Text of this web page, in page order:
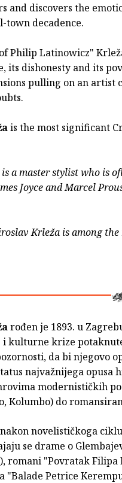
and discovers the
town decadence.
Philip Latinowicz"
its dishonesty and its
pulling on an artist
is the most significant
a master stylist who is
Joyce and Marcel
Krleža is among
rođen je 1893. u
i kulturne krize
da bi njegovo
najvažnijega opusa
modernističkih
Kolumbo) do
novelističkoga
se drame o
romani "Povratak
"Balade Petrice